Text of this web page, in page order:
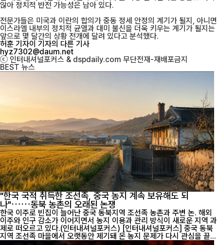
않아 정치적 반전 가능성은 남아 있다.
전문가들은 미국과 이란의 합의가 중동 정세 안정의 계기가 될지, 아니면
이스라엘 내부의 정치적 균열과 대미 불신을 더욱 키우는 계기가 될지는
앞으로 몇 달간의 상황 전개에 달려 있다고 분석했다.
허훈 기자이 기자의 다른 기사
hyz7302@daum.net
ⓒ 인터내셔널포커스 & dspdaily.com 무단전재-재배포금지
BEST 뉴스
"한국 국적 취득한 조선족, 중국 농지 계속 보유해도 되
나"……동북 농촌의 오래된 논쟁
한국 이주로 빈집이 늘어난 중국 동북지역 조선족 농촌과 주변 논. 해외
이주와 인구 감소가 이어지면서 농지 이용과 관리 방식이 새로운 지역 과
제로 떠오르고 있다.(인터내셔널포커스) [인터내셔널포커스] 중국 동북
지역 조선족 마을에서 오랫동안 제기돼 온 농지 문제가 다시 관심을 끌...